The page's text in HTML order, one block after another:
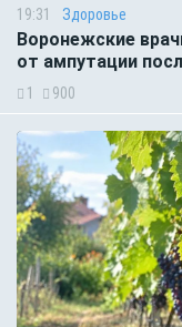
19:31 Здоровье
Воронежские
от ампутации
1 900